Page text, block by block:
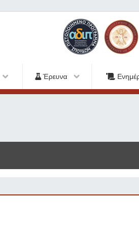
Έρευνα